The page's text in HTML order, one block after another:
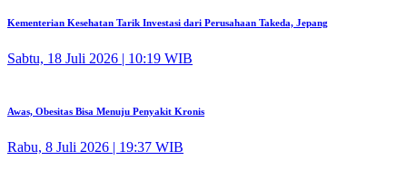
Kementerian Kesehatan Tarik Investasi dari Perusahaan Takeda, Jepang
Sabtu, 18 Juli 2026 | 10:19 WIB
Awas, Obesitas Bisa Menuju Penyakit Kronis
Rabu, 8 Juli 2026 | 19:37 WIB